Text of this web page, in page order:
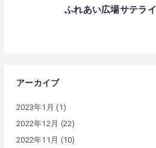
ふれあい広場サテラ
アーカイブ
2023年1月 (1)
2022年12月 (22)
2022年11月 (10)